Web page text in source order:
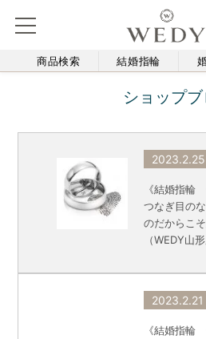
商品検索 結婚指輪
ショップ
2023.2.25
《結婚指輪
つなぎ目の
のだからこ
（WEDY山形
2023.2.21
《結婚指輪